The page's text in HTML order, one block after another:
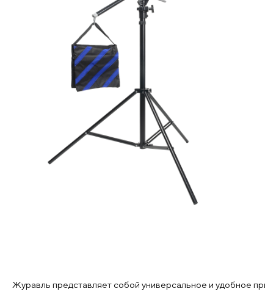
Журавль представляет собой универсальное и удобное